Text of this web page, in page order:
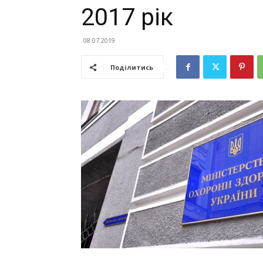
2017 рік
08.07.2019
Поділитись